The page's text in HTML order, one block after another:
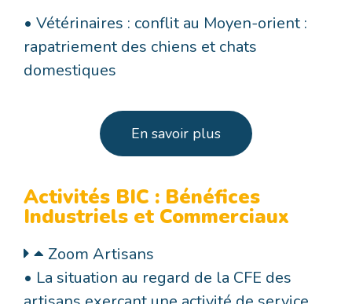
• Vétérinaires : conflit au Moyen-orient :
rapatriement des chiens et chats
domestiques
En savoir plus
Activités BIC : Bénéfices
Industriels et Commerciaux
Zoom Artisans
• La situation au regard de la CFE des